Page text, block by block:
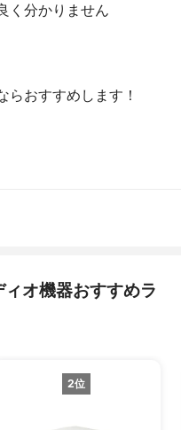
く分かりません
らおすすめします！
オ機器おすすめラ
2位